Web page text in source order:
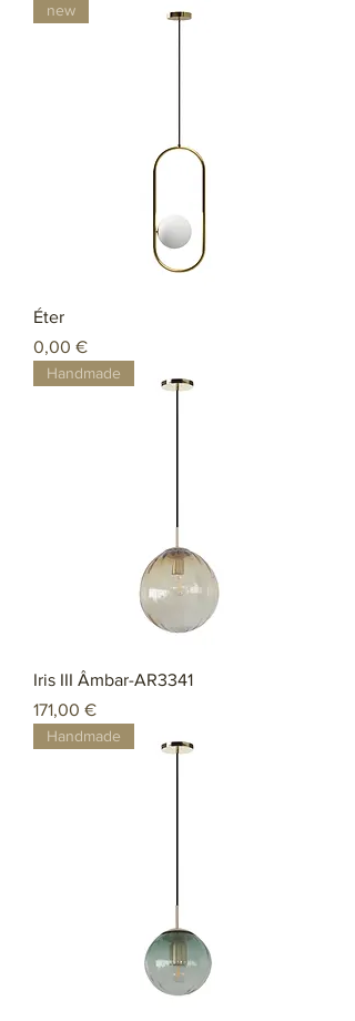
new
Éter
Preço
0,00 €
Handmade
Iris III Âmbar-AR3341
Preço
171,00 €
Handmade